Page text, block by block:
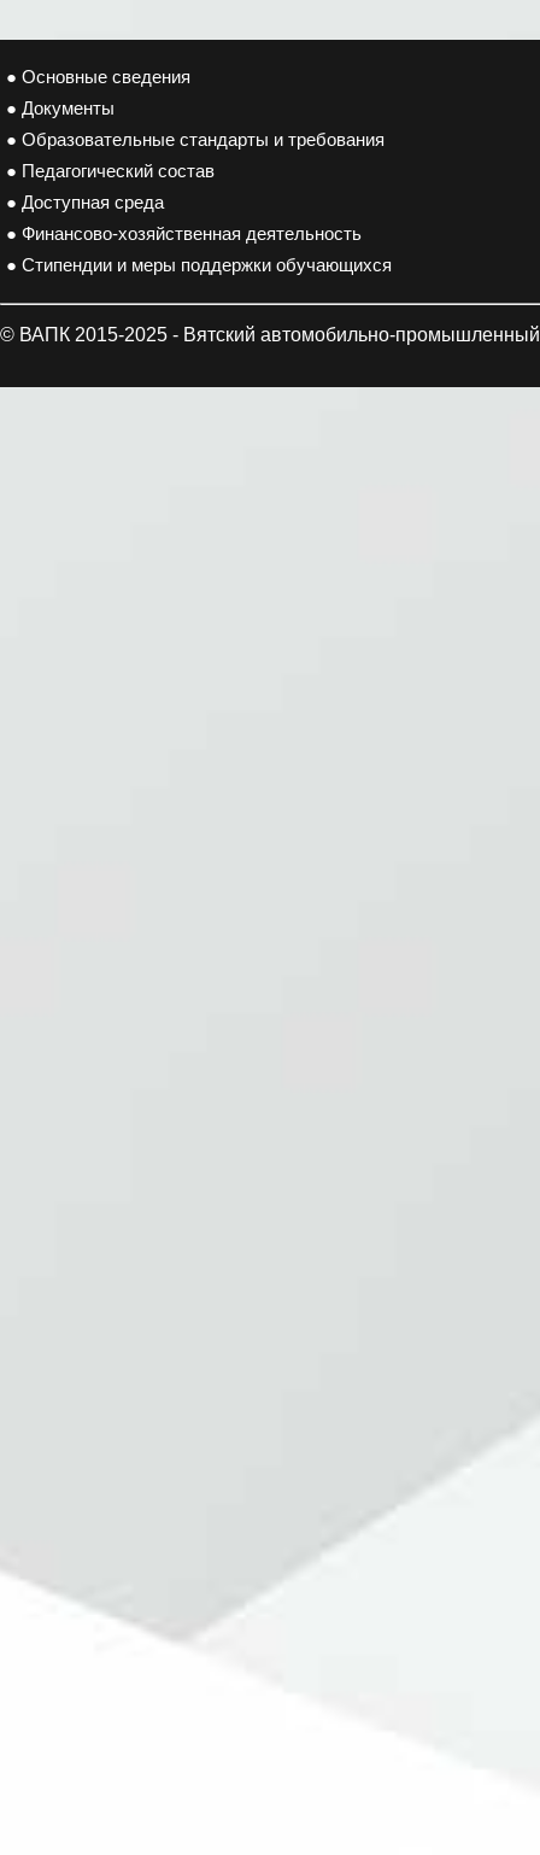
● Основные сведения
● Документы
● Образовательные стандарты и требования
● Педагогический состав
● Доступная среда
● Финансово-хозяйственная деятельность
● Стипендии и меры поддержки обучающихся
© ВАПК 2015-2025 - Вятский автомобильно-